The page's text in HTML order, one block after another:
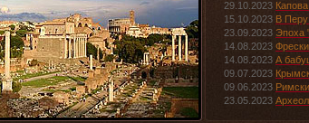
29.10.2023
15.10.2023 В
23.09.2023 Эпоха
14.08.2023
14.08.2023 А
09.07.2023
09.06.2023
23.05.2023